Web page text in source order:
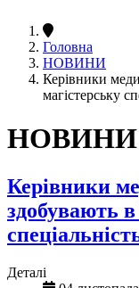
Головна
НОВИНИ
Керівники
магістерську
НОВИНИ
Керівники
здобувають
Деталі